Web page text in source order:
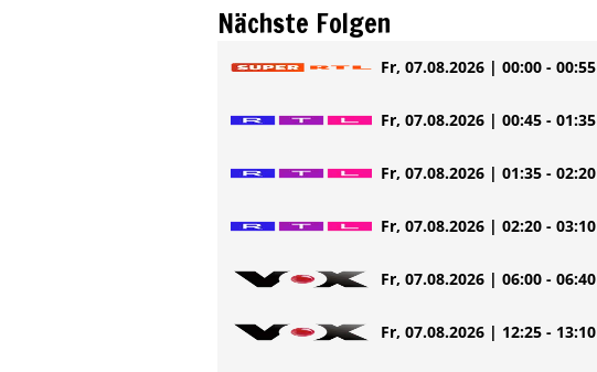
Nächste Folgen
Fr, 07.08.2026 | 00:00 - 00:55
Fr, 07.08.2026 | 00:45 - 01:35
Fr, 07.08.2026 | 01:35 - 02:20
Fr, 07.08.2026 | 02:20 - 03:10
Fr, 07.08.2026 | 06:00 - 06:40
Fr, 07.08.2026 | 12:25 - 13:10